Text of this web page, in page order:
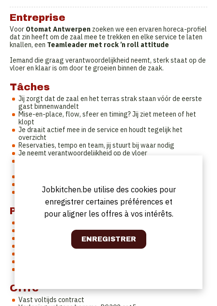
Entreprise
Voor Otomat Antwerpen zoeken we een ervaren horeca-profiel
dat zin heeft om de zaal mee te trekken en elke service te laten
knallen, een Teamleader met rock ’n roll attitude
Iemand die graag verantwoordelijkheid neemt, sterk staat op de
vloer en klaar is om door te groeien binnen de zaak.
Tâches
Jij zorgt dat de zaal en het terras strak staan vóór de eerste
gast binnenwandelt
Mise-en-place, flow, sfeer en timing? Jij ziet meteen of het
klopt
Je draait actief mee in de service en houdt tegelijk het
overzicht
Reservaties, tempo en team, jij stuurt bij waar nodig
Je neemt verantwoordelijkheid op de vloer
Gastvrijheid zit in je DNA
Volle tafels, hoog tempo en goeie vibes geven jou energie
Profil
Graag zelf de handen uit de mouwen steekt
Rust bewaart wanneer het druk wordt
Energie haalt uit mensen laten shinen, team én gasten
Offre
Vast voltijds contract
Jobkitchen.be utilise des cookies pour
enregistrer certaines préférences et
pour aligner les offres à vos intérêts.